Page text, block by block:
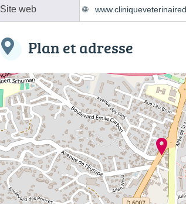
Site web
Plan et adresse